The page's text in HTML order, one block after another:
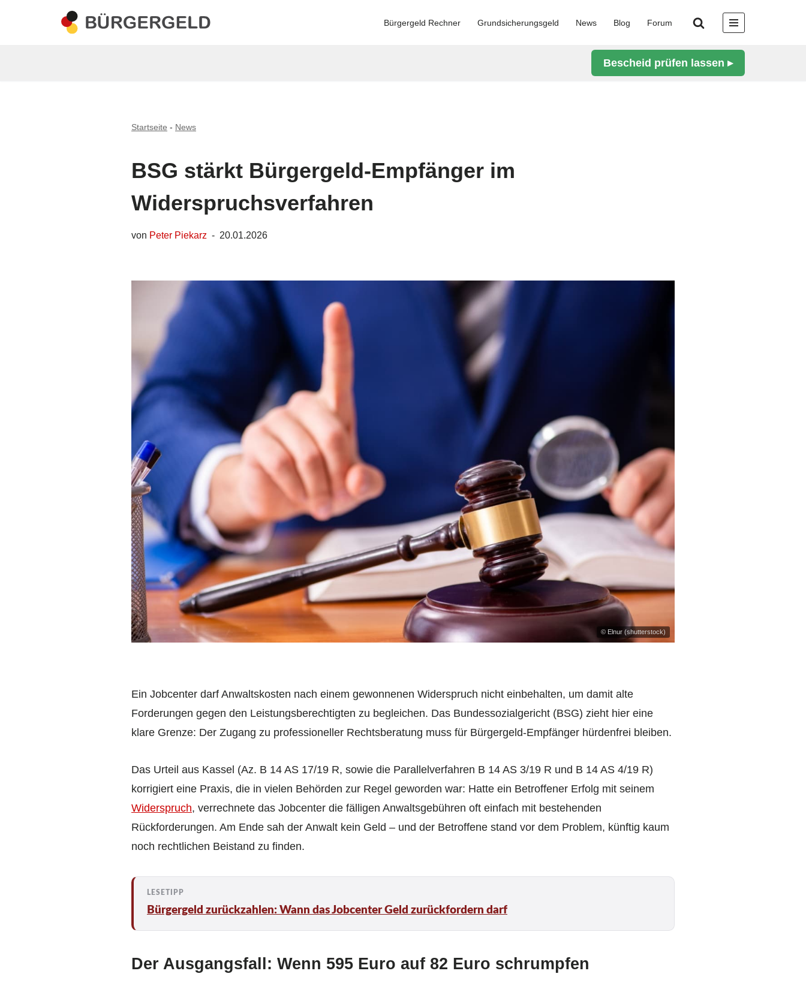
Bürgergeld Rechner Grundsicherungsgeld News Blog Forum
Bescheid prüfen lassen ▸
Startseite - News
BSG stärkt Bürgergeld-Empfänger im
Widerspruchsverfahren
von Peter Piekarz 20.01.2026
© Elnur (shutterstock)
Ein Jobcenter darf Anwaltskosten nach einem gewonnenen Widerspruch nicht einbehalten, um damit alte
Forderungen gegen den Leistungsberechtigten zu begleichen. Das Bundessozialgericht (BSG) zieht hier eine
klare Grenze: Der Zugang zu professioneller Rechtsberatung muss für Bürgergeld-Empfänger hürdenfrei bleiben.
Das Urteil aus Kassel (Az. B 14 AS 17/19 R, sowie die Parallelverfahren B 14 AS 3/19 R und B 14 AS 4/19 R)
korrigiert eine Praxis, die in vielen Behörden zur Regel geworden war: Hatte ein Betroffener Erfolg mit seinem
Widerspruch, verrechnete das Jobcenter die fälligen Anwaltsgebühren oft einfach mit bestehenden
Rückforderungen. Am Ende sah der Anwalt kein Geld – und der Betroffene stand vor dem Problem, künftig kaum
noch rechtlichen Beistand zu finden.
Bürgergeld zurückzahlen: Wann das Jobcenter Geld zurückfordern darf
Der Ausgangsfall: Wenn 595 Euro auf 82 Euro schrumpfen